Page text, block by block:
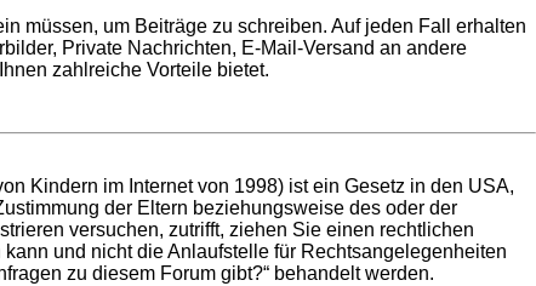
müssen, um Beiträge zu schreiben. Auf jeden Fall erhalten
Private Nachrichten, E-Mail-Versand an andere
zahlreiche Vorteile bietet.
Kindern im Internet von 1998) ist ein Gesetz in den USA,
der Eltern beziehungsweise des oder der
versuchen, zutrifft, ziehen Sie einen rechtlichen
und nicht die Anlaufstelle für Rechtsangelegenheiten
zu diesem Forum gibt?“ behandelt werden.